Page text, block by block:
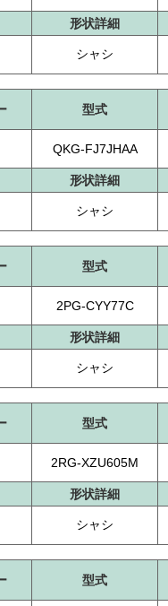
形状詳細
シャシ
型式
QKG-FJ7JHAA
形状詳細
シャシ
型式
2PG-CYY77C
形状詳細
シャシ
型式
2RG-XZU605M
形状詳細
シャシ
型式